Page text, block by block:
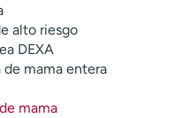
alto riesgo
DEXA
mama entera
mama